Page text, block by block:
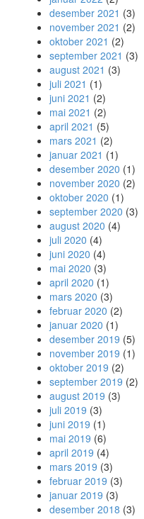
desember 2021 (3)
november 2021 (2)
oktober 2021 (2)
september 2021 (3)
august 2021 (3)
juli 2021 (1)
juni 2021 (2)
mai 2021 (2)
april 2021 (5)
mars 2021 (2)
januar 2021 (1)
desember 2020 (1)
november 2020 (2)
oktober 2020 (1)
september 2020 (3)
august 2020 (4)
juli 2020 (4)
juni 2020 (4)
mai 2020 (3)
april 2020 (1)
mars 2020 (3)
februar 2020 (2)
januar 2020 (1)
desember 2019 (5)
november 2019 (1)
oktober 2019 (2)
september 2019 (2)
august 2019 (3)
juli 2019 (3)
juni 2019 (1)
mai 2019 (6)
april 2019 (4)
mars 2019 (3)
februar 2019 (3)
januar 2019 (3)
desember 2018 (3)